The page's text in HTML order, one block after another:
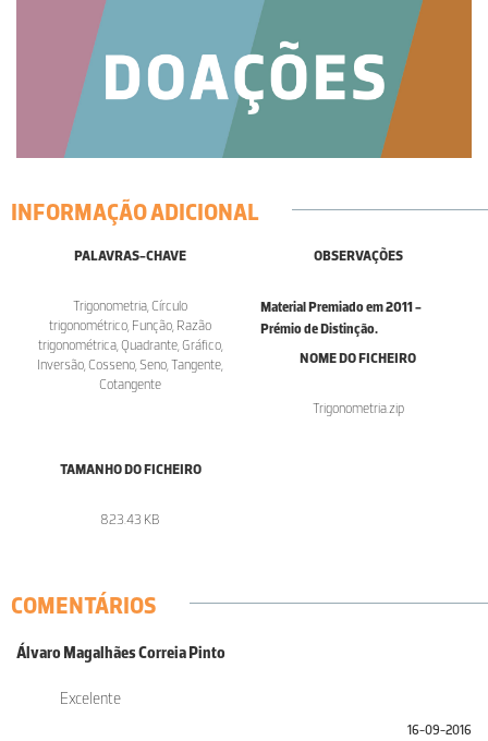
INFORMAÇÃO ADICIONAL
PALAVRAS-CHAVE
Trigonometria, Círculo
trigonométrico, Função, Razão
trigonométrica, Quadrante, Gráfico,
Inversão, Cosseno, Seno, Tangente,
Cotangente
OBSERVAÇÕES
Material Premiado em 2011 -
Prémio de Distinção.
NOME DO FICHEIRO
Trigonometria.zip
TAMANHO DO FICHEIRO
823.43 KB
COMENTÁRIOS
Álvaro Magalhães Correia Pinto
Excelente
16-09-2016